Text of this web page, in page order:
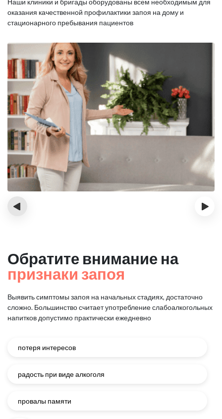
Наши клиники и бригады оборудованы всем необходимым для
оказания качественной профилактики запоя на дому и
стационарного пребывания пациентов
‹ ›
Обратите внимание на
признаки запоя
Выявить симптомы запоя на начальных стадиях, достаточно
сложно. Большинство считает употребление слабоалкогольных
напитков допустимо практически ежедневно
потеря интересов
радость при виде алкоголя
провалы памяти